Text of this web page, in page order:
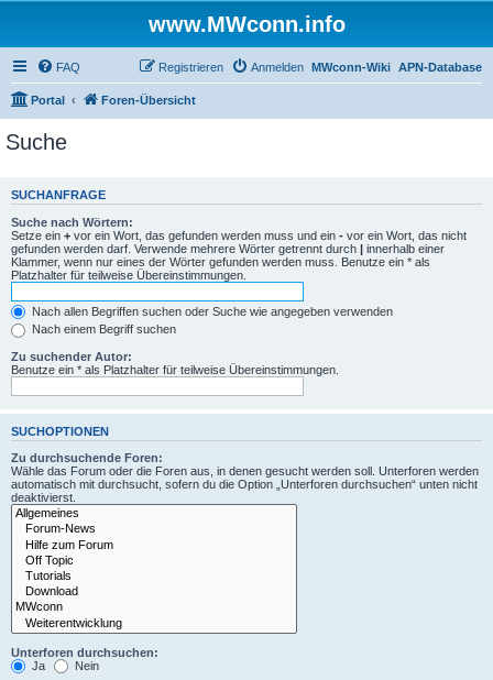
www.MWconn.info
FAQ APN-Database
MWconn-Wiki
Anmelden
Registrieren
Portal Foren-Übersicht
Suche
SUCHANFRAGE
Suche nach Wörtern:
Setze ein + vor ein Wort, das gefunden werden muss und ein - vor ein Wort, das nicht
gefunden werden darf. Verwende mehrere Wörter getrennt durch | innerhalb einer
Klammer, wenn nur eines der Wörter gefunden werden muss. Benutze ein * als
Platzhalter für teilweise Übereinstimmungen.
Nach allen Begriffen suchen oder Suche wie angegeben verwenden
Nach einem Begriff suchen
Zu suchender Autor:
Benutze ein * als Platzhalter für teilweise Übereinstimmungen.
SUCHOPTIONEN
Zu durchsuchende Foren:
Wähle das Forum oder die Foren aus, in denen gesucht werden soll. Unterforen werden
automatisch mit durchsucht, sofern du die Option „Unterforen durchsuchen“ unten nicht
deaktivierst.
Unterforen durchsuchen:
Ja
Nein